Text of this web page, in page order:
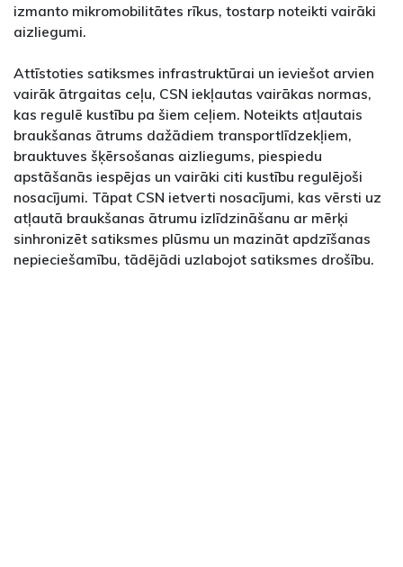
izmanto mikromobilitātes rīkus, tostarp noteikti vairāki
aizliegumi.
Attīstoties satiksmes infrastruktūrai un ieviešot arvien
vairāk ātrgaitas ceļu, CSN iekļautas vairākas normas,
kas regulē kustību pa šiem ceļiem. Noteikts atļautais
braukšanas ātrums dažādiem transportlīdzekļiem,
brauktuves šķērsošanas aizliegums, piespiedu
apstāšanās iespējas un vairāki citi kustību regulējoši
nosacījumi. Tāpat CSN ietverti nosacījumi, kas vērsti uz
atļautā braukšanas ātrumu izlīdzināšanu ar mērķi
sinhronizēt satiksmes plūsmu un mazināt apdzīšanas
nepieciešamību, tādējādi uzlabojot satiksmes drošību.